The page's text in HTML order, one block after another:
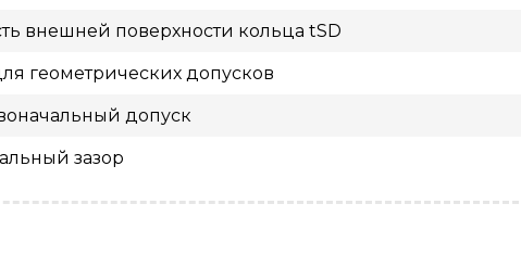
внешней поверхности кольца tSD
геометрических допусков
допуск
зазор